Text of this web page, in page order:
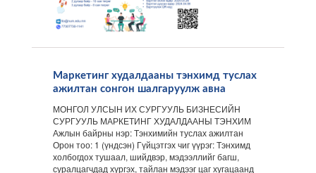
Маркетинг худалдааны тэнхимд туслах
ажилтан сонгон шалгаруулж авна
МОНГОЛ УЛСЫН ИХ СУРГУУЛЬ БИЗНЕСИЙН
СУРГУУЛЬ МАРКЕТИНГ ХУДАЛДААНЫ ТЭНХИМ
Ажлын байрны нэр: Тэнхимийн туслах ажилтан
Орон тоо: 1 (үндсэн) Гүйцэтгэх чиг үүрэг: Тэнхимд
холбогдох тушаал, шийдвэр, мэдээллийг багш,
суралцагчдад хүргэх, тайлан мэдээг цаг хугацаанд